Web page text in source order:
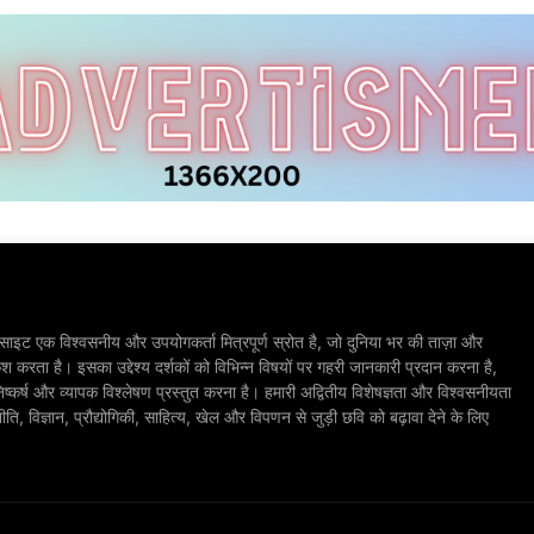
एक विश्वसनीय और उपयोगकर्ता मित्रपूर्ण स्रोत है, जो दुनिया भर की ताज़ा और
करता है। इसका उद्देश्य दर्शकों को विभिन्न विषयों पर गहरी जानकारी प्रदान करना है,
और व्यापक विश्लेषण प्रस्तुत करना है। हमारी अद्वितीय विशेषज्ञता और विश्वसनीयता
विज्ञान, प्रौद्योगिकी, साहित्य, खेल और विपणन से जुड़ी छवि को बढ़ावा देने के लिए